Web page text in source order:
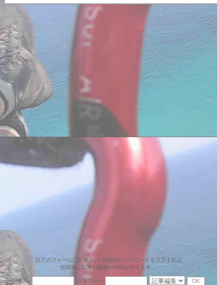
以下のフォームに記事No.と投稿時のパスワードを入力すれば
投稿後に記事の編集や削除が行えます。
記事No. パスワード